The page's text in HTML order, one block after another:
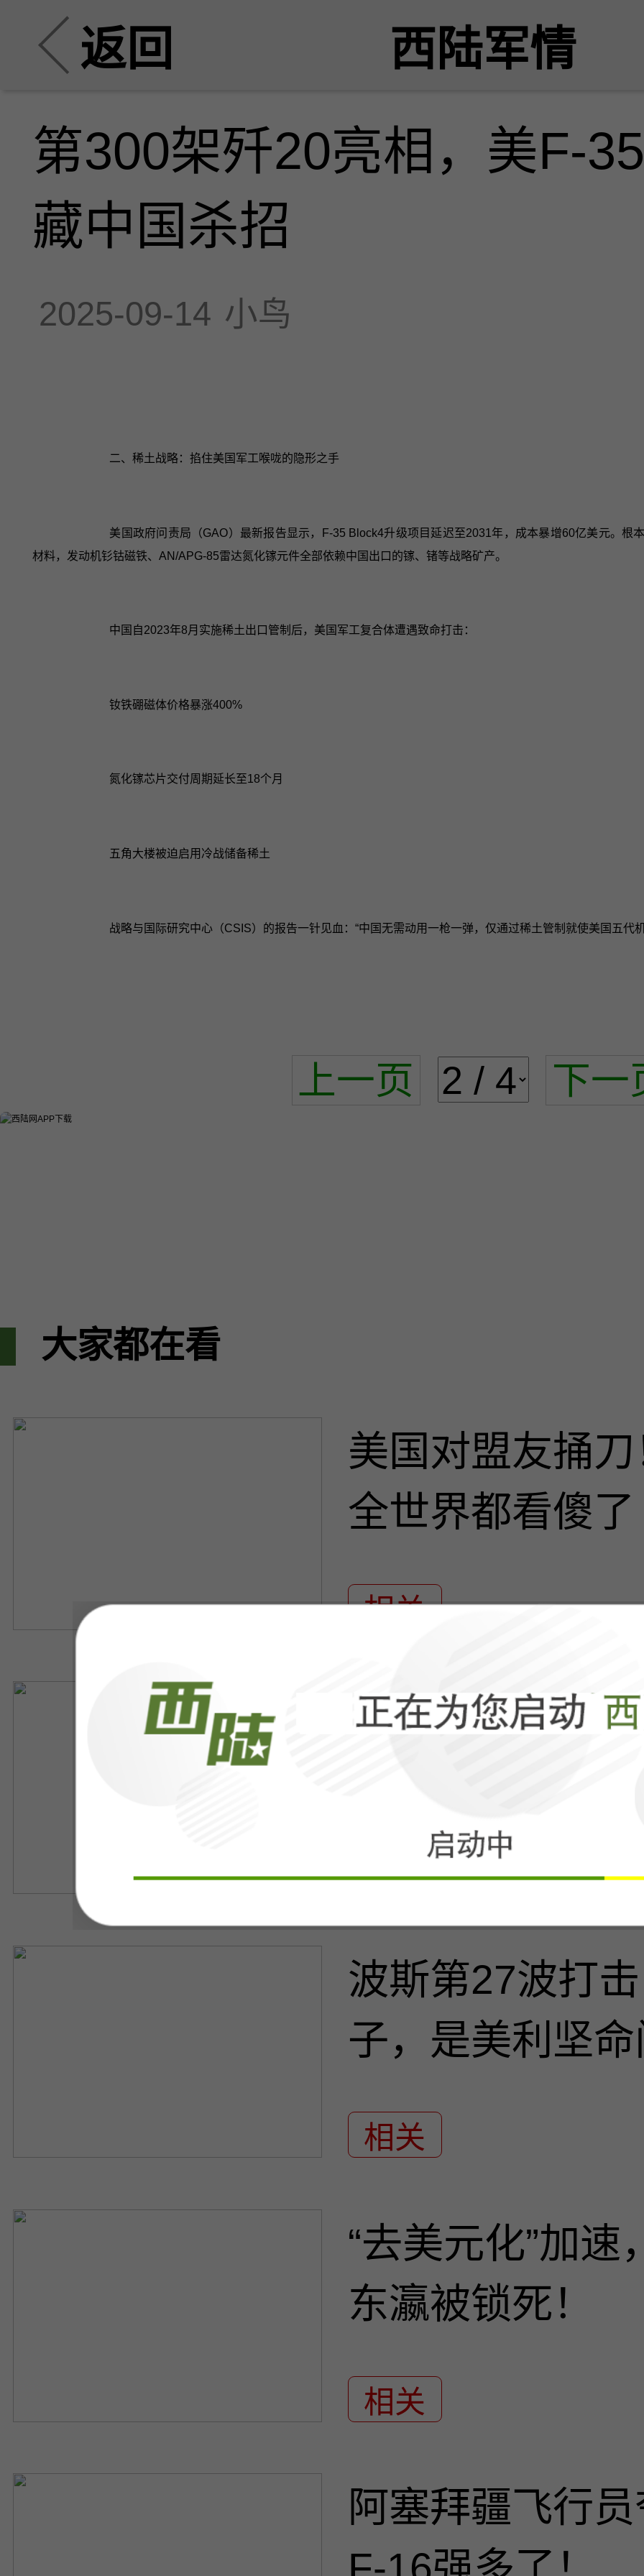
返回 西陆军情
第300架歼20亮相，美F-
藏中国杀招
2025-09-14 小鸟
二、稀土战略：掐住美国军工喉咙的隐形之手
美国政府问责局（GAO）最新报告显示，F-35 Block4升级项目延迟至2031年，成本暴增60亿美元。
材料，发动机钐钴磁铁、AN/APG-85雷达氮化镓元件全部依赖中国出口的镓、锗等战略矿产。
中国自2023年8月实施稀土出口管制后，美国军工复合体遭遇致命打击：
钕铁硼磁体价格暴涨400%
氮化镓芯片交付周期延长至18个月
五角大楼被迫启用冷战储备稀土
战略与国际研究中心（CSIS）的报告一针见血：“中国无需动用一枪一弹，仅通过稀土管制就使美国五代
上一页 下一
大家都在看
美国对盟友捅
全世界都看傻了
相关
特朗普半夜惊
相关
波斯第27波打
子，是美利坚
相关
“去美元化”加
东瀛被锁死！
相关
阿塞拜疆飞行